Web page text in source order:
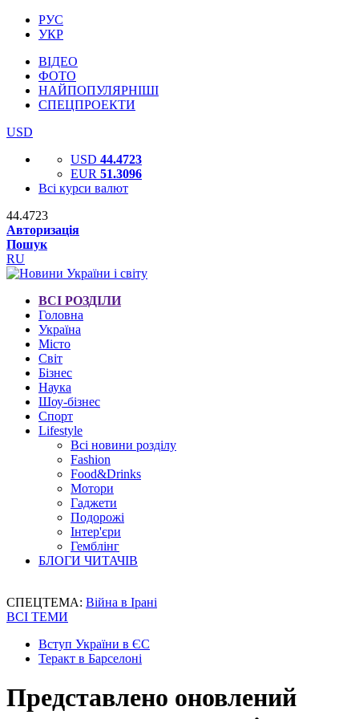
РУС
УКР
ВІДЕО
ФОТО
НАЙПОПУЛЯРНІШІ
СПЕЦПРОЕКТИ
USD
USD 44.4723
EUR 51.3096
Всі курси валют
44.4723
Авторизація
Пошук
RU
ВСІ РОЗДІЛИ
Головна
Україна
Місто
Світ
Бізнес
Наука
Шоу-бізнес
Спорт
Lifestyle
Всі новини розділу
Fashion
Food&Drinks
Мотори
Гаджети
Подорожі
Інтер'єри
Гемблінг
БЛОГИ ЧИТАЧІВ
СПЕЦТЕМА: Війна в Ірані
ВСІ ТЕМИ
Вступ України в ЄС
Теракт в Барселоні
Представлено оновлений